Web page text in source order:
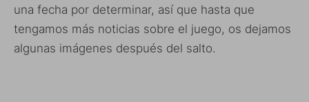
una fecha por determinar, así que hasta que
tengamos más noticias sobre el juego, os dejamos
algunas imágenes después del salto.